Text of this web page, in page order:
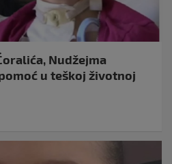
Nudžejma
u teškoj životnoj